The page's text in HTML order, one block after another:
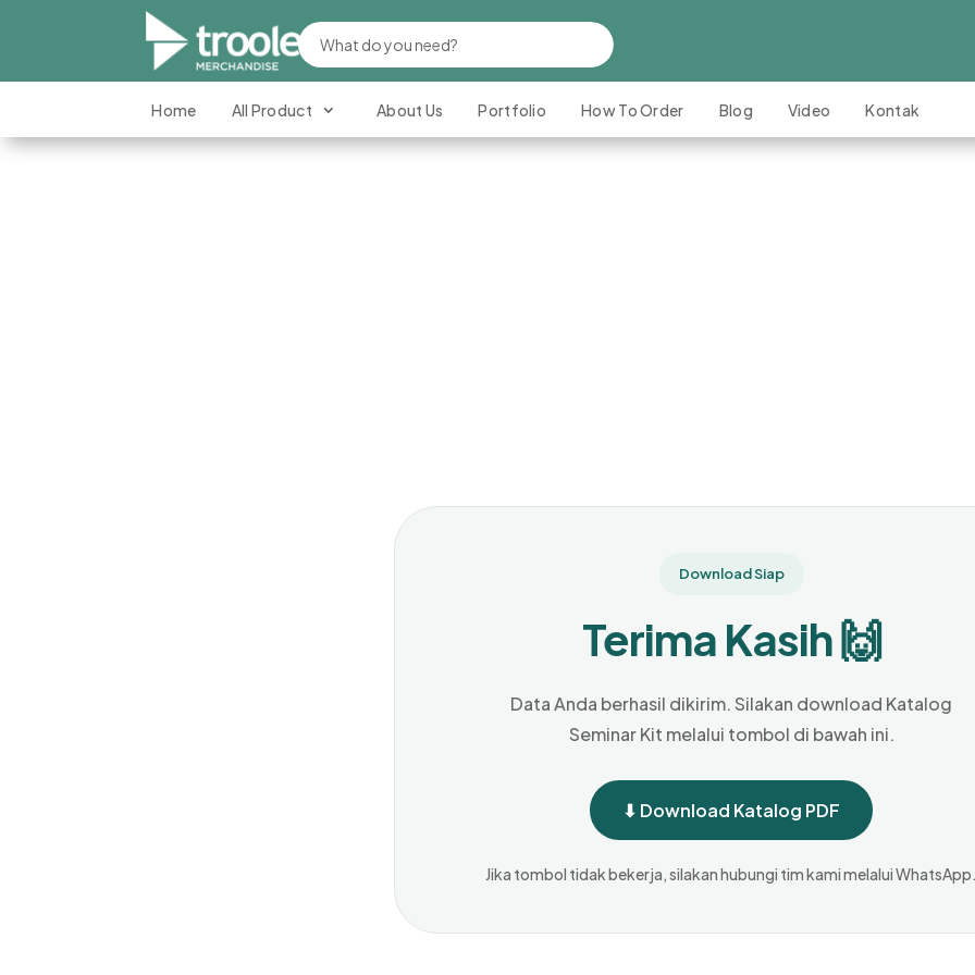
Home All Product About Us Portfolio How To Order Blog Video Kontak
Download Siap
Terima Kasih 🙌
Data Anda berhasil dikirim. Silakan download Katalog
Seminar Kit melalui tombol di bawah ini.
⬇ Download Katalog PDF
Jika tombol tidak bekerja, silakan hubungi tim kami melalui